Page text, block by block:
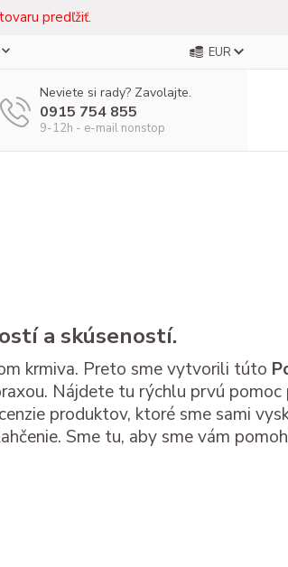
predľžiť.
EUR
Neviete si rady? Zavolajte.
0915 754 855
9-12h - e-mail nonstop
a skúseností.
krmiva. Preto sme vytvorili túto
Nájdete tu rýchlu prvú
produktov, ktoré sme sami
Sme tu, aby sme vám